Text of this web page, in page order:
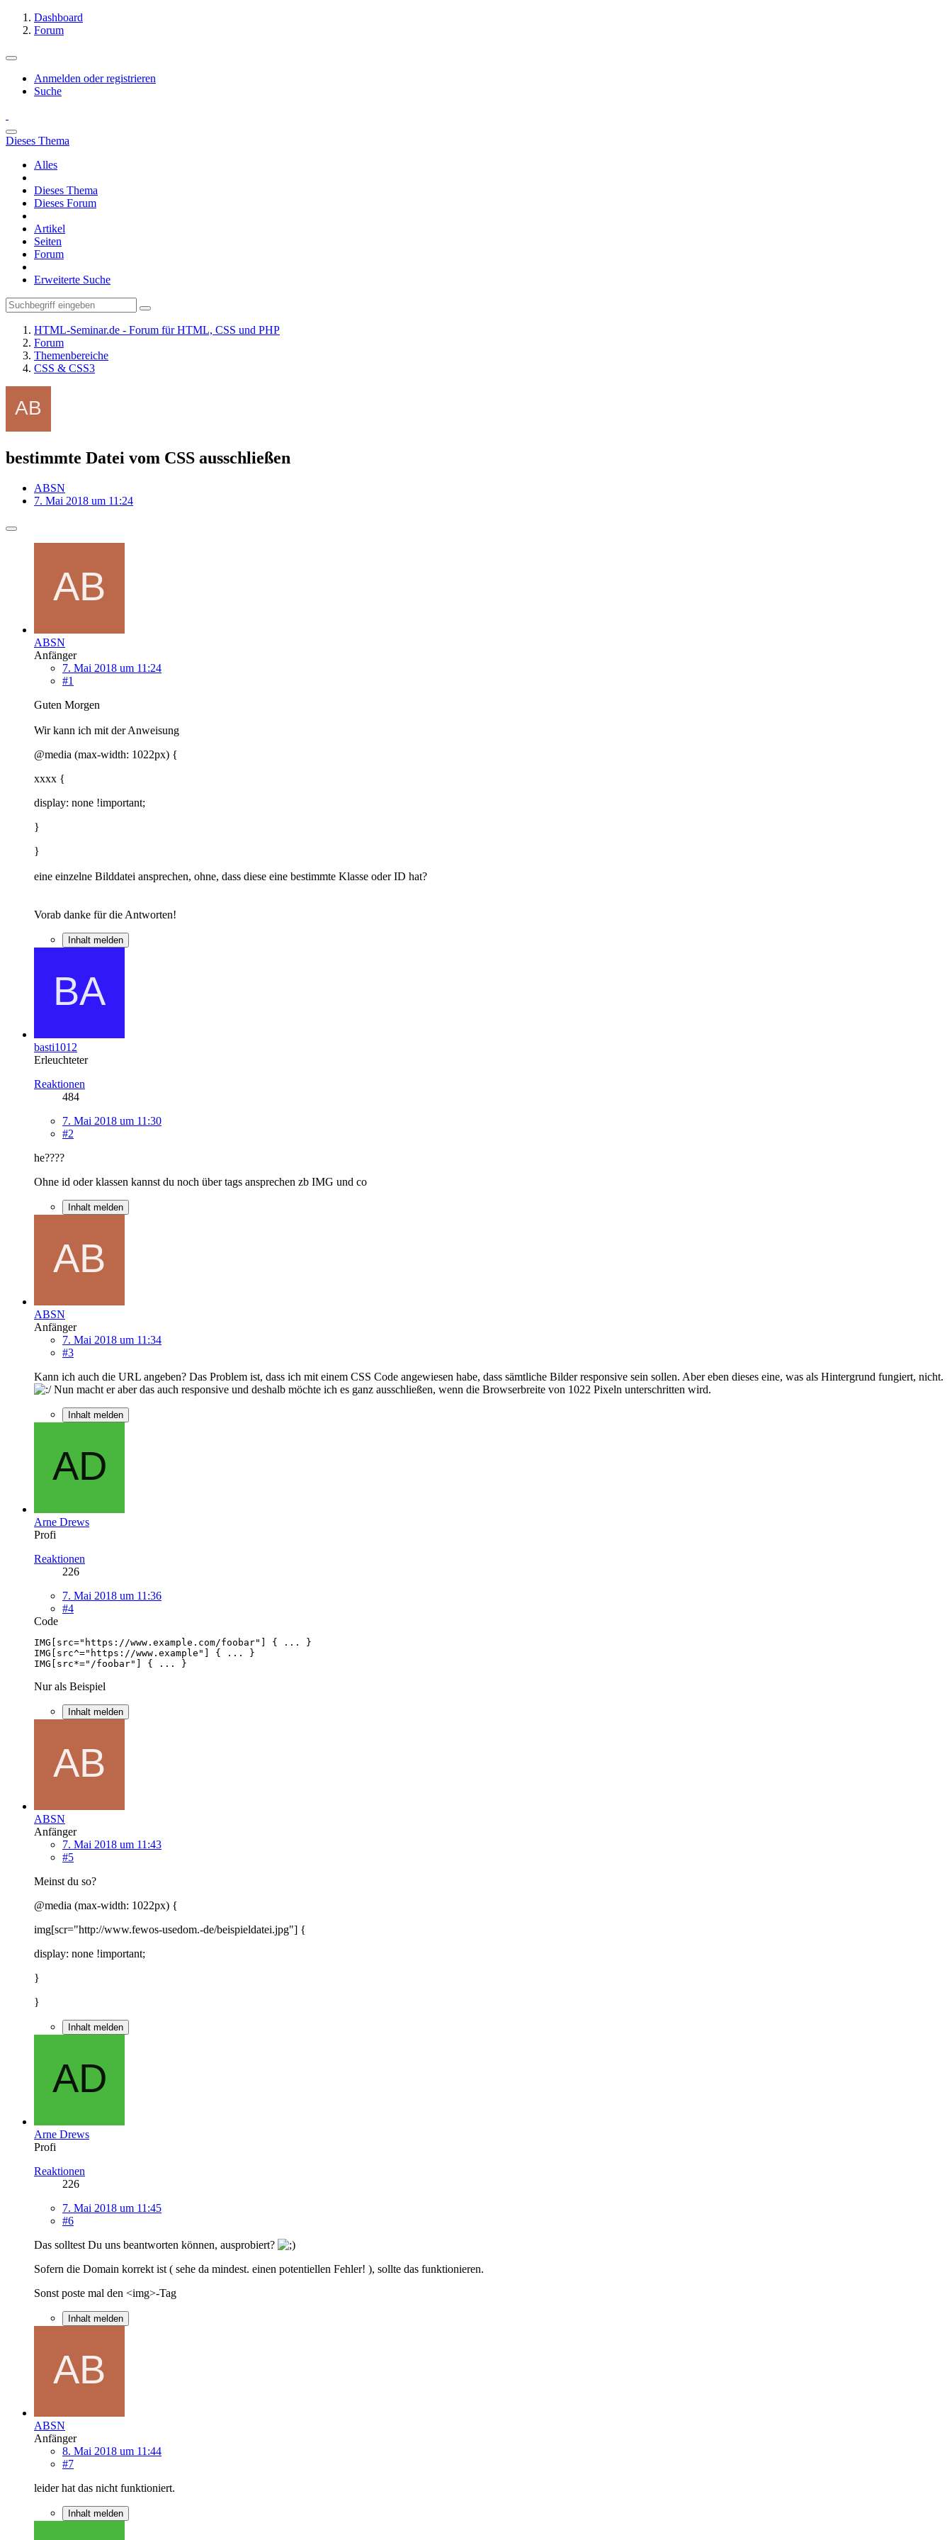
Dashboard
Forum
Anmelden oder registrieren
Suche
Dieses Thema
Alles
Dieses Thema
Dieses Forum
Artikel
Seiten
Forum
Erweiterte Suche
HTML-Seminar.de - Forum für HTML, CSS und PHP
Forum
Themenbereiche
CSS & CSS3
bestimmte Datei vom CSS ausschließen
ABSN
7. Mai 2018 um 11:24
ABSN
Anfänger
7. Mai 2018 um 11:24
#1
Guten Morgen
Wir kann ich mit der Anweisung
@media (max-width: 1022px) {
xxxx {
display: none !important;
}
}
eine einzelne Bilddatei ansprechen, ohne, dass diese eine bestimmte Klasse oder ID hat?
Vorab danke für die Antworten!
Inhalt melden
basti1012
Erleuchteter
Reaktionen
484
7. Mai 2018 um 11:30
#2
he????
Ohne id oder klassen kannst du noch über tags ansprechen zb IMG und co
Inhalt melden
ABSN
Anfänger
7. Mai 2018 um 11:34
#3
Kann ich auch die URL angeben? Das Problem ist, dass ich mit einem CSS Code angewiesen habe, dass sämtliche Bilder responsive sein sollen. Aber eben dieses eine, was als Hintergrund fungiert, nicht.
Nun macht er aber das auch responsive und deshalb möchte ich es ganz ausschließen, wenn die Browserbreite von 1022 Pixeln unterschritten wird.
Inhalt melden
Arne Drews
Profi
Reaktionen
226
7. Mai 2018 um 11:36
#4
Code
IMG[src*="/foobar"] { ... }
Nur als Beispiel
Inhalt melden
ABSN
Anfänger
7. Mai 2018 um 11:43
#5
Meinst du so?
@media (max-width: 1022px) {
img[scr="http://www.fewos-usedom.-de/beispieldatei.jpg"] {
display: none !important;
}
}
Inhalt melden
Arne Drews
Profi
Reaktionen
226
7. Mai 2018 um 11:45
#6
Das solltest Du uns beantworten können, ausprobiert?
Sofern die Domain korrekt ist ( sehe da mindest. einen potentiellen Fehler! ), sollte das funktionieren.
Sonst poste mal den <img>-Tag
Inhalt melden
ABSN
Anfänger
8. Mai 2018 um 11:44
#7
leider hat das nicht funktioniert.
Inhalt melden